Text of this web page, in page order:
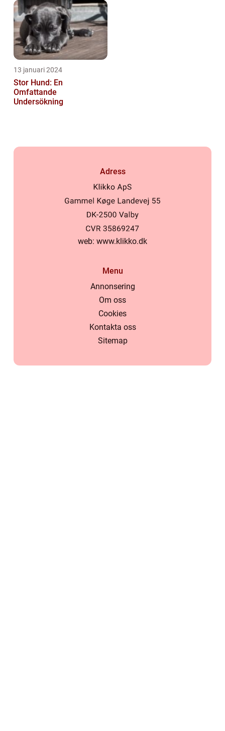
13 januari 2024
Stor Hund: En
Omfattande
Undersökning
Adress
web: www.klikko.dk
Menu
Annonsering
Om oss
Cookies
Kontakta oss
Sitemap